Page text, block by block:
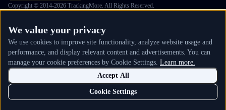
Copyright © 2014-2026 TrackingMore. All Rights Reserved.
We value your privacy
We use cookies to improve site functionality, analyze website usage and
performance, and display relevant content and advertisements. You can
manage your cookie preferences by Cookie Settings. Learn more.
Cookie Settings
Accept All